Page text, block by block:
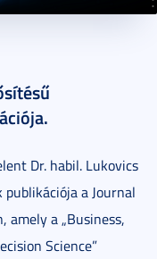
Dr. habil. Lukovics
publikációja a Journal
amely a „Business,
Science”